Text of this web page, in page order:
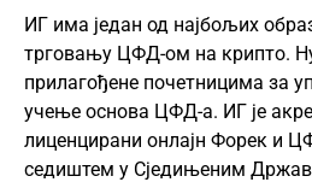
ИГ има један од најбољих
трговању ЦФД-ом на крипто.
прилагођене почетницима за
учење основа ЦФД-а. ИГ је
лиценцирани онлајн Форек и
седиштем у Сједињеним